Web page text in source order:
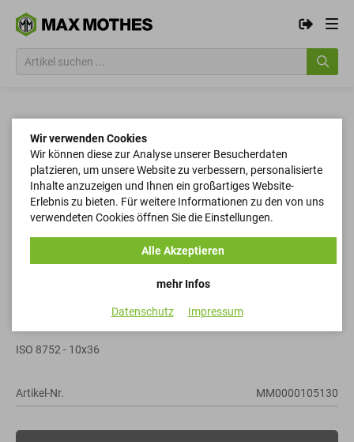
Spannstifte
ISO 8752 - 10x36
Artikel-Nr. MM0000105130
Wir verwenden Cookies
Wir können diese zur Analyse unserer Besucherdaten
platzieren, um unsere Website zu verbessern, personalisierte
Inhalte anzuzeigen und Ihnen ein großartiges Website-
Erlebnis zu bieten. Für weitere Informationen zu den von uns
verwendeten Cookies öffnen Sie die Einstellungen.
mehr Infos
Alle Akzeptieren
Datenschutz Impressum